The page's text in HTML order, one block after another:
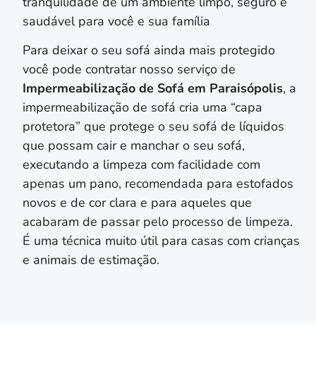
saudável para você e sua família
Para deixar o seu sofá ainda mais protegido
você pode contratar nosso serviço de
Impermeabilização de Sofá em Paraisópolis, a
impermeabilização de sofá cria uma “capa
protetora” que protege o seu sofá de líquidos
que possam cair e manchar o seu sofá,
executando a limpeza com facilidade com
apenas um pano, recomendada para estofados
novos e de cor clara e para aqueles que
acabaram de passar pelo processo de limpeza.
É uma técnica muito útil para casas com crianças
e animais de estimação.